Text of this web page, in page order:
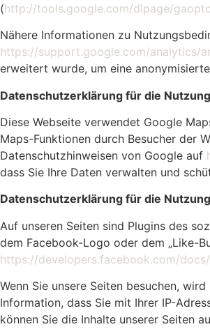
(http://tools.google.com/dlpage/
Nähere Informationen zu
https://support.google.com/analytics/
erweitert wurde, um eine
Datenschutzerklärung für die
Diese Webseite verwendet Google
Maps-Funktionen durch Besucher der
Datenschutzhinweisen von Google auf
dass Sie Ihre Daten verwalten und
Datenschutzerklärung für die
Auf unseren Seiten sind Plugins des
dem Facebook-Logo oder dem „Like-
https://developers.facebook.com/
Wenn Sie unsere Seiten besuchen,
Information, dass Sie mit Ihrer IP-
können Sie die Inhalte unserer Seiten